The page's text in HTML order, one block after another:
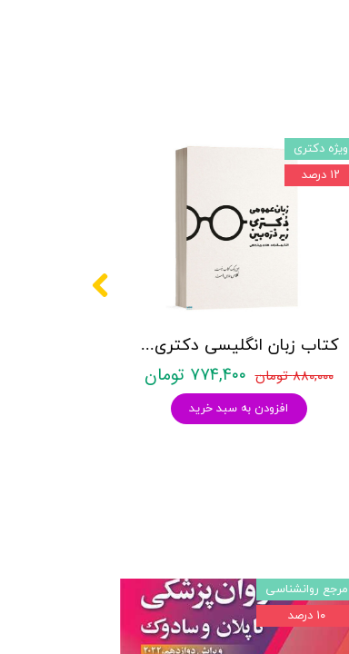
کتاب زبان انگلیسی دکتری زیر ذره بین هادی جهانشاهی
۸۸۰,۰۰۰ تومان ۷۷۴,۴۰۰ تومان
افزودن به سبد خرید
ویژه دکتری
۱۲ درصد
مرجع روانشناسی
۱۰ درصد